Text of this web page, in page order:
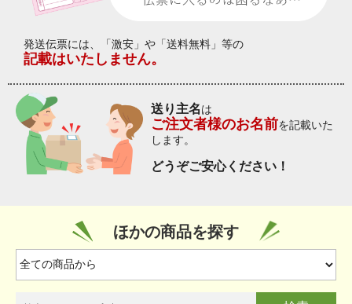
発送伝票には、「激安」や「送料無料」等の
記載はいたしません。
送り主名は
ご注文者様のお名前を記載いた
します。
どうぞご安心ください！
ほかの商品を探す